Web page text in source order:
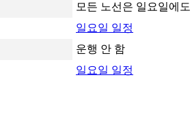
모든 노선은 일요일에
일요일 일정
운행 안 함
일요일 일정